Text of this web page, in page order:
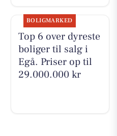
BOLIGMARKED
Top 6 over dyreste
boliger til salg i
Egå. Priser op til
29.000.000 kr